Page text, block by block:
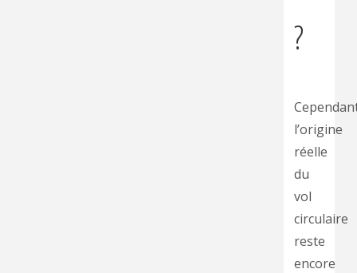
?
l’origine
réelle
du
vol
circulaire
reste
encore